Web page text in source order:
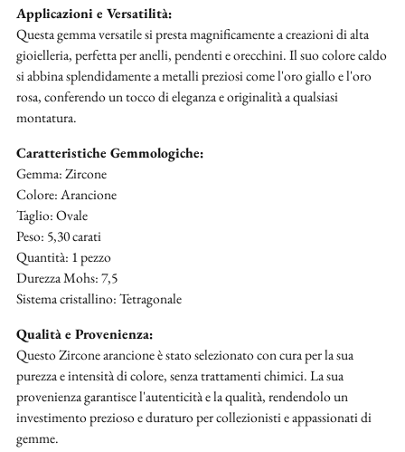
Applicazioni e Versatilità:
Questa gemma versatile si presta magnificamente a creazioni di alta
gioielleria, perfetta per anelli, pendenti e orecchini. Il suo colore caldo
si abbina splendidamente a metalli preziosi come l'oro giallo e l'oro
rosa, conferendo un tocco di eleganza e originalità a qualsiasi
montatura.
Caratteristiche Gemmologiche:
Gemma: Zircone
Colore: Arancione
Taglio: Ovale
Peso: 5,30 carati
Quantità: 1 pezzo
Durezza Mohs: 7,5
Sistema cristallino: Tetragonale
Qualità e Provenienza:
Questo Zircone arancione è stato selezionato con cura per la sua
purezza e intensità di colore, senza trattamenti chimici. La sua
provenienza garantisce l'autenticità e la qualità, rendendolo un
investimento prezioso e duraturo per collezionisti e appassionati di
gemme.